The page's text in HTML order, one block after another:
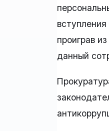
проиграв
данный